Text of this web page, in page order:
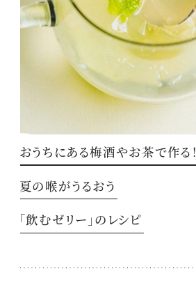
おうちにある梅酒やお茶で作る！
夏の喉がうるおう
「飲むゼリー」のレシピ